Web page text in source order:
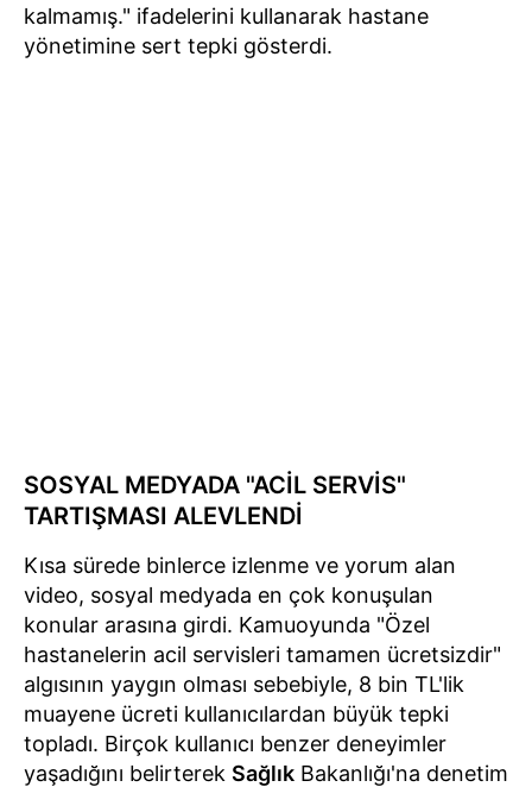
kalmamış." ifadelerini kullanarak hastane
yönetimine sert tepki gösterdi.
SOSYAL MEDYADA "ACİL SERVİS"
TARTIŞMASI ALEVLENDİ
Kısa sürede binlerce izlenme ve yorum alan
video, sosyal medyada en çok konuşulan
konular arasına girdi. Kamuoyunda "Özel
hastanelerin acil servisleri tamamen ücretsizdir"
algısının yaygın olması sebebiyle, 8 bin TL'lik
muayene ücreti kullanıcılardan büyük tepki
topladı. Birçok kullanıcı benzer deneyimler
yaşadığını belirterek Sağlık Bakanlığı'na denetim